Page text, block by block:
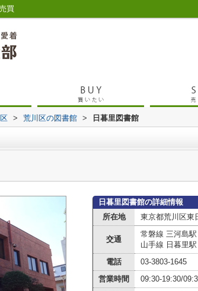
買
> 荒川区の図書館 > 日暮里図書館
日暮里図書館の詳細情報
所在地
東京都荒川区東
交通
常磐線 三河島駅
山手線 日暮里駅
電話
03-3803-1645
営業時間
09:30-19:30/